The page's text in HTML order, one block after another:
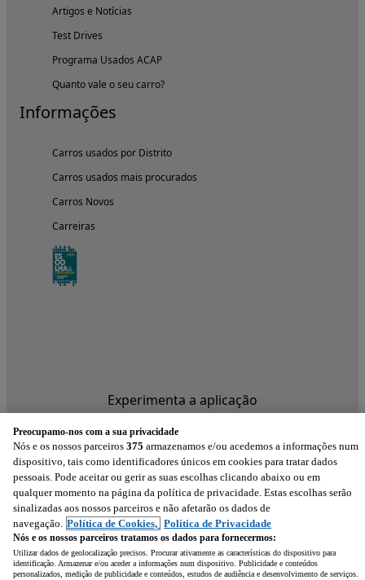
Artigos e Notícias
Test Drives
Programa Usados ACAP
Quanto vale o seu carro?
Informações
Carros usados por Distrito
Carros usados mais procurados
Carros Novos
Carreiras
Experimenta a aplicação
Preocupamo-nos com a sua privacidade
Nós e os nossos parceiros 375 armazenamos e/ou acedemos a informações num
dispositivo, tais como identificadores únicos em cookies para tratar dados
pessoais. Pode aceitar ou gerir as suas escolhas clicando abaixo ou em
qualquer momento na página da política de privacidade. Estas escolhas serão
sinalizadas aos nossos parceiros e não afetarão os dados de
navegação. Política de Cookies, Política de Privacidade
Nós e os nossos parceiros tratamos os dados para fornecermos:
Utilizar dados de geolocalização precisos. Procurar ativamente as características do dispositivo para
identificação. Armazenar e/ou aceder a informações num dispositivo. Publicidade e conteúdos
personalizados, medição de publicidade e conteúdos, estudos de audiência e desenvolvimento de serviços.